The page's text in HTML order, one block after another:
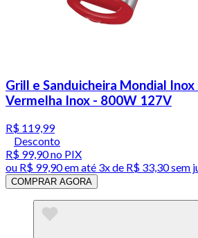
Grill e Sanduicheira Mondial Inox
Vermelha Inox - 800W 127V
R$ 119,99
Desconto
R$ 99,90no PIX
ou R$ 99,90em até 3x de R$ 33,30 sem
COMPRAR AGORA